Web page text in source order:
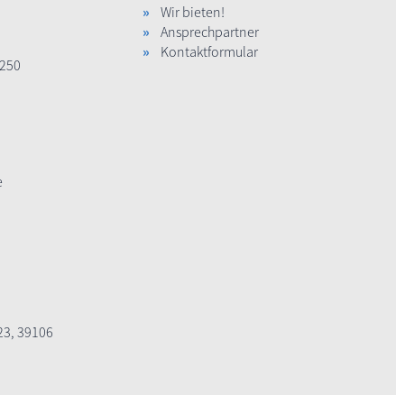
39106
Wir bieten!
Ansprechpartner
Kontaktformular